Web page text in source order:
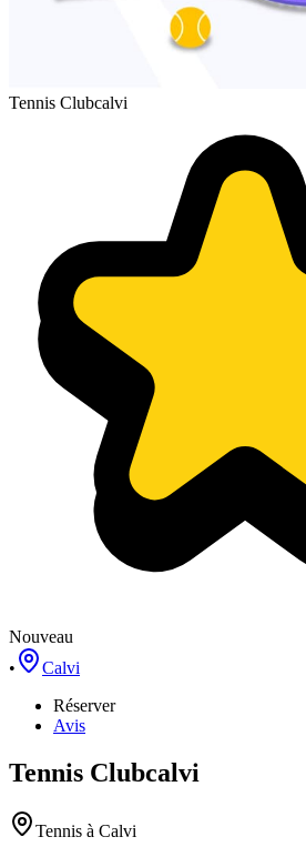
Tennis Clubcalvi
Nouveau
•
Calvi
Réserver
Avis
Tennis Clubcalvi
Tennis à Calvi